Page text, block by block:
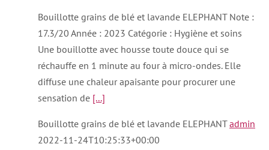
Bouillotte grains de blé et lavande ELEPHANT Note :
17.3/20 Année : 2023 Catégorie : Hygiène et soins
Une bouillotte avec housse toute douce qui se
réchauffe en 1 minute au four à micro-ondes. Elle
diffuse une chaleur apaisante pour procurer une
sensation de [...]
Bouillotte grains de blé et lavande ELEPHANTadmin
2022-11-24T10:25:33+00:00